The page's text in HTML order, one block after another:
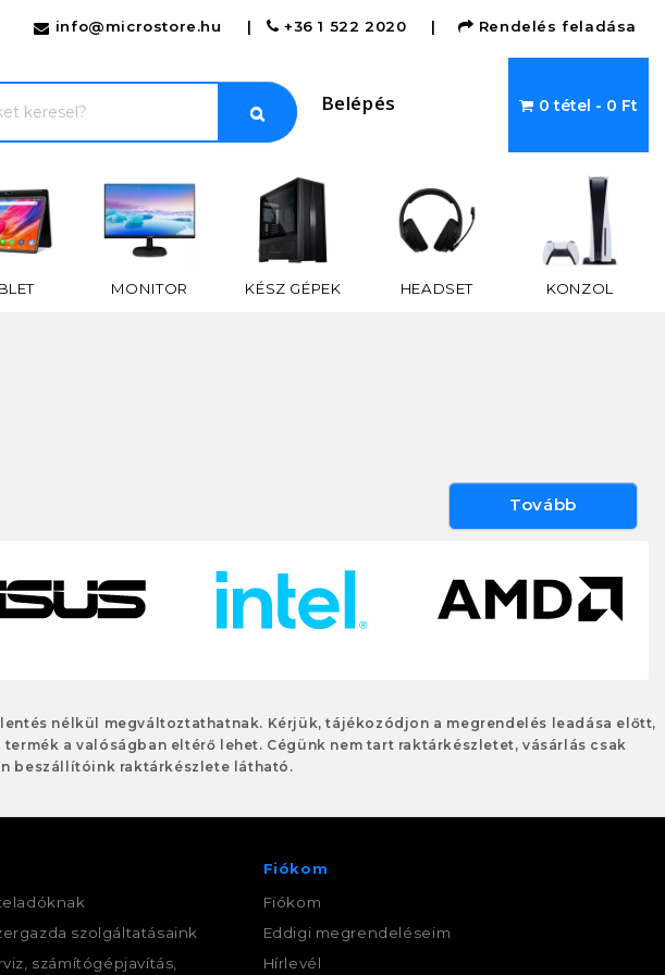
info@microstore.hu | +36 1 522 2020 | Rendelés feladása
Belépés 0 tétel - 0 Ft
MONITOR KÉSZ GÉPEK HEADSET KONZOL
Tovább
nélkül megváltoztathatnak. Kérjük, tájékozódjon a megrendelés leadása előtt,
a valóságban eltérő lehet. Cégünk nem tart raktárkészletet, vásárlás csak
beszállítóink raktárkészlete látható.
szolgáltatásaink
számítógépjavítás,
Fiókom
Fiókom
Eddigi megrendeléseim
Hírlevél